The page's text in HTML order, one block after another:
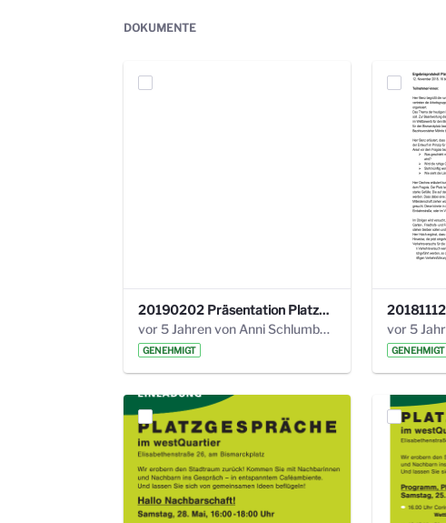
DOKUMENTE
20190202 Präsentation Platzgespräch 20.pdf
vor 5 Jahren von Anni Schlumberger
GENEHMIGT GENEHMIGT